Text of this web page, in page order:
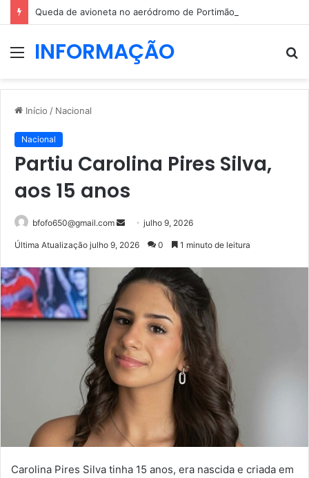
MenuINFORMAÇÃO
Início / Nacional
Nacional
Partiu Carolina Pires Silva,
aos 15 anos
bfofo650@gmail.com
Mande
mail
julho 9, 2026
Última Atualização julho 9, 2026 0 1 minuto de leitura
Carolina Pires Silva tinha 15 anos, era nascida e criada em